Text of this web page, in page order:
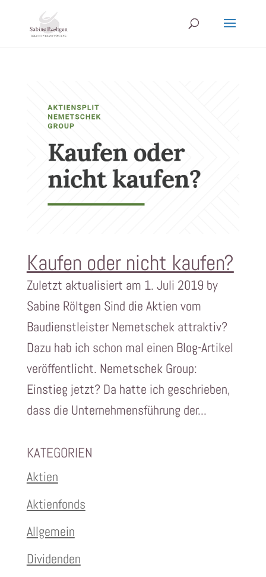
Kaufen oder nicht kaufen?
Zuletzt aktualisiert am 1. Juli 2019 by
Sabine Röltgen Sind die Aktien vom
Baudienstleister Nemetschek attraktiv?
Dazu hab ich schon mal einen Blog-Artikel
veröffentlicht. Nemetschek Group:
Einstieg jetzt? Da hatte ich geschrieben,
dass die Unternehmensführung der...
KATEGORIEN
Aktien
Aktienfonds
Allgemein
Dividenden